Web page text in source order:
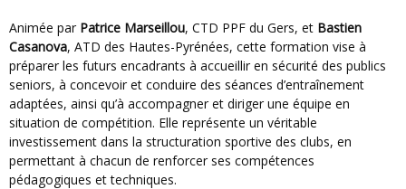
Animée par Patrice Marseillou, CTD PPF du Gers, et Bastien
Casanova, ATD des Hautes-Pyrénées, cette formation vise à
préparer les futurs encadrants à accueillir en sécurité des publics
seniors, à concevoir et conduire des séances d’entraînement
adaptées, ainsi qu’à accompagner et diriger une équipe en
situation de compétition. Elle représente un véritable
investissement dans la structuration sportive des clubs, en
permettant à chacun de renforcer ses compétences
pédagogiques et techniques.